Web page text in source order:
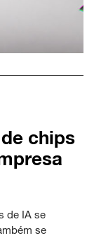
chips
de IA se
se